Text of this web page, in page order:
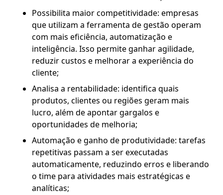
Possibilita maior competitividade: empresas
que utilizam a ferramenta de gestão operam
com mais eficiência, automatização e
inteligência. Isso permite ganhar agilidade,
reduzir custos e melhorar a experiência do
cliente;
Analisa a rentabilidade: identifica quais
produtos, clientes ou regiões geram mais
lucro, além de apontar gargalos e
oportunidades de melhoria;
Automação e ganho de produtividade: tarefas
repetitivas passam a ser executadas
automaticamente, reduzindo erros e liberando
o time para atividades mais estratégicas e
analíticas;